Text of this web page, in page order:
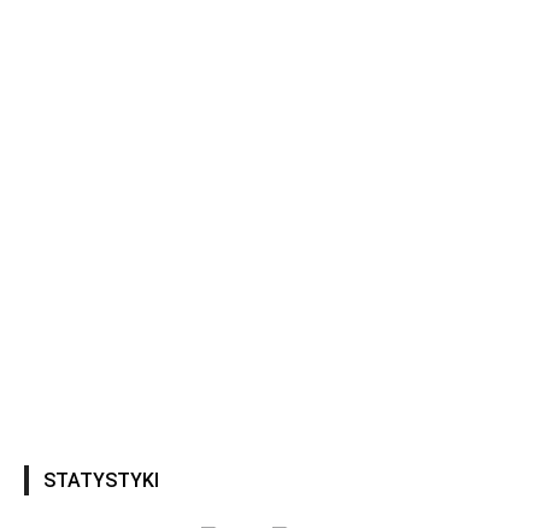
STATYSTYKI